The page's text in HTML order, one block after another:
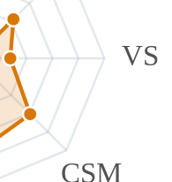
VS
CSM